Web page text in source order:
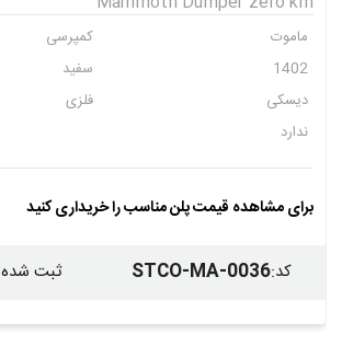
ماموت
کمپرسی
1402
سفید
دیسکی
فلزی
ندارد
برای مشاهده قیمت پلن مناسب را خریداری کنید
کد:
STCO-MA-0036 ثبت شده در